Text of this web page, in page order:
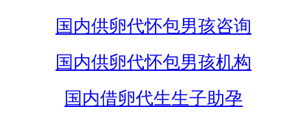
国内供卵代怀包男孩咨询
国内供卵代怀包男孩机构
国内借卵代生生子助孕